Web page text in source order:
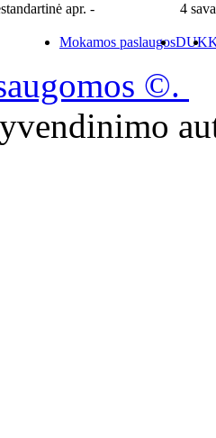
apr. - 4
Mokamos paslaugosDUK
©.